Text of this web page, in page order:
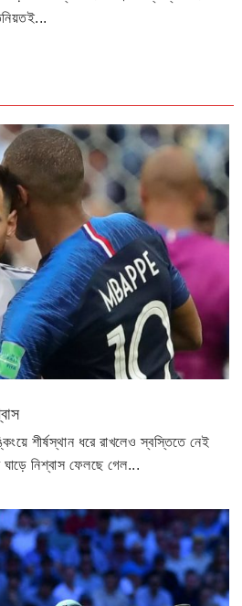
শীর্ষস্থান ধরে রাখলেও স্বস্তিতে নেই
ঘাড়ে নিশ্বাস ফেলছে গেল...